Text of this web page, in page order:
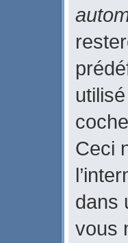
Ceci
dans
vous